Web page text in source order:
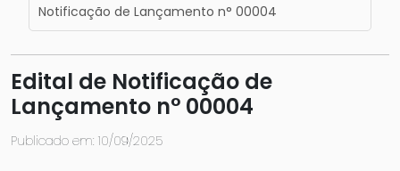
Notificação de Lançamento n° 00004
Edital de Notificação de
Lançamento n° 00004
Publicado em: 10/09/2025